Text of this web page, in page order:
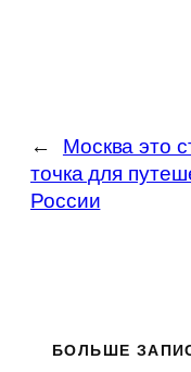
←
Москва это
точка для
России
БОЛЬШЕ